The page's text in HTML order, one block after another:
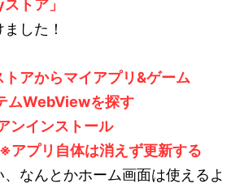
トア」
した！
アからマイアプリ&ゲーム
WebViewを探す
インストール
プリ自体は消えず更新する
なんとかホーム画面は使えるよ